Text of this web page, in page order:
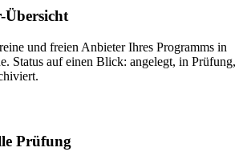
Übersicht
und freien Anbieter Ihres Programms in
Status auf einen Blick: angelegt, in Prüfung,
Prüfung